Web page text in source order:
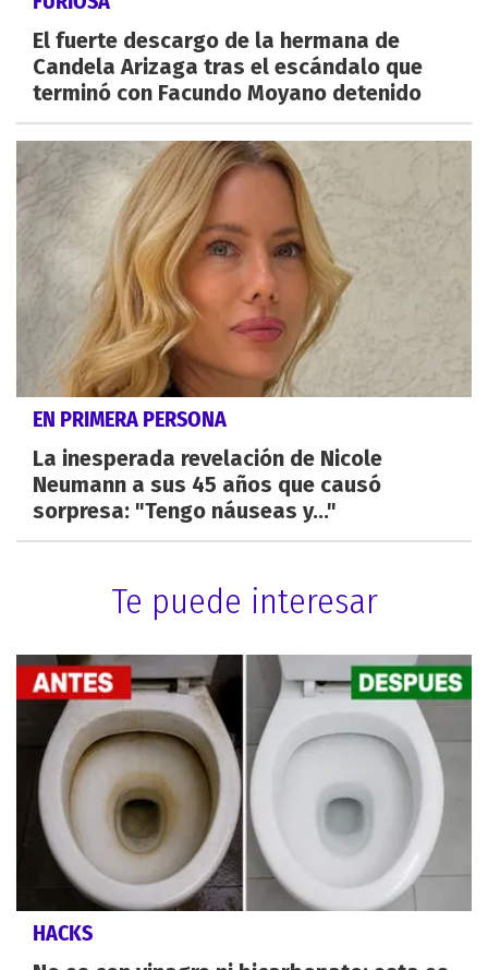
El fuerte descargo de la hermana de
Candela Arizaga tras el escándalo que
terminó con Facundo Moyano detenido
EN PRIMERA PERSONA
La inesperada revelación de Nicole
Neumann a sus 45 años que causó
sorpresa: "Tengo náuseas y..."
Te puede interesar
HACKS